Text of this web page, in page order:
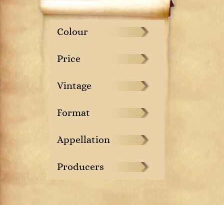
Colour
Price
Vintage
Format
Appellation
Producers